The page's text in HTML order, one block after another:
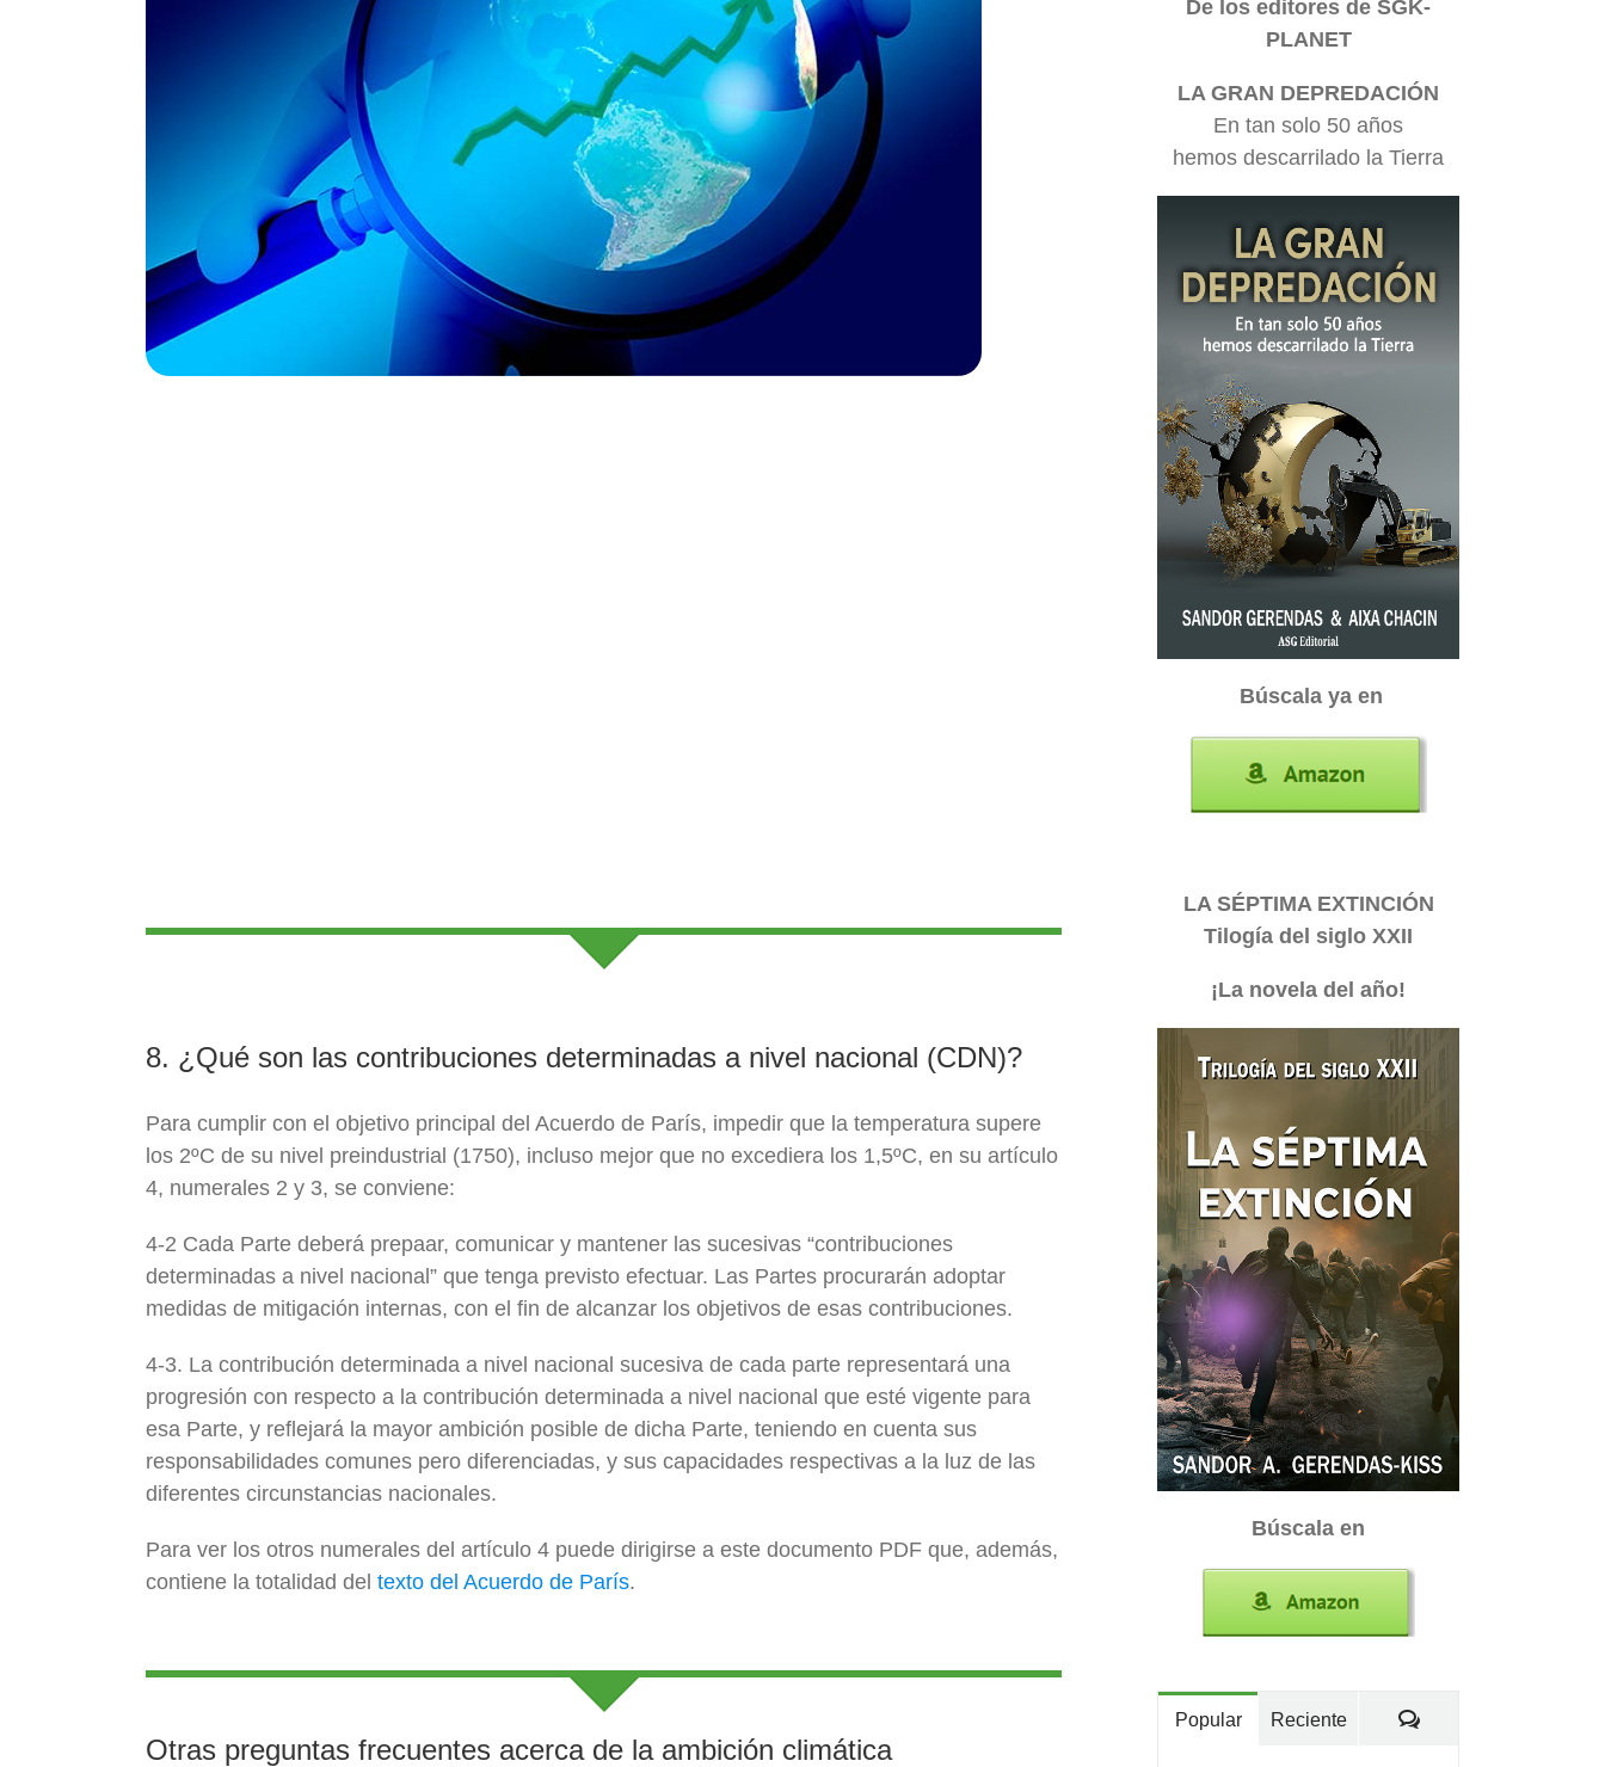
8. ¿Qué son las contribuciones determinadas a nivel nacional (CDN)?
Para cumplir con el objetivo principal del Acuerdo de París, impedir que la temperatura supere
los 2ºC de su nivel preindustrial (1750), incluso mejor que no excediera los 1,5ºC, en su artículo
4, numerales 2 y 3, se conviene:
4-2 Cada Parte deberá prepaar, comunicar y mantener las sucesivas “contribuciones
determinadas a nivel nacional” que tenga previsto efectuar. Las Partes procurarán adoptar
medidas de mitigación internas, con el fin de alcanzar los objetivos de esas contribuciones.
4-3. La contribución determinada a nivel nacional sucesiva de cada parte representará una
progresión con respecto a la contribución determinada a nivel nacional que esté vigente para
esa Parte, y reflejará la mayor ambición posible de dicha Parte, teniendo en cuenta sus
responsabilidades comunes pero diferenciadas, y sus capacidades respectivas a la luz de las
diferentes circunstancias nacionales.
Para ver los otros numerales del artículo 4 puede dirigirse a este documento PDF que, además,
contiene la totalidad del texto del Acuerdo de París.
Otras preguntas frecuentes acerca de la ambición climática
De los editores de SGK-
PLANET
LA GRAN DEPREDACIÓN
En tan solo 50 años
hemos descarrilado la Tierra
Búscala ya en
LA SÉPTIMA EXTINCIÓN
Tilogía del siglo XXII
¡La novela del año!
Búscala en
Popular Reciente Comentarios